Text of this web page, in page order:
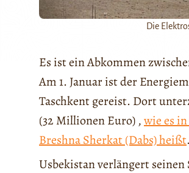
Die
Es ist ein Abkommen
Am 1. Januar ist der
Taschkent gereist. Dort
(32 Millionen Euro) ,wie es
Breshna Sherkat (Dabs) heißt.
Usbekistan verlängert